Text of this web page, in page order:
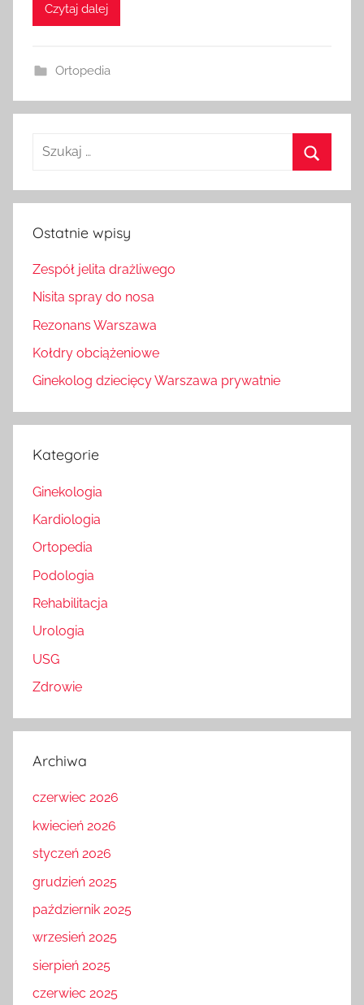
Czytaj dalej
Ortopedia
Szukaj:
Ostatnie wpisy
Zespół jelita drażliwego
Nisita spray do nosa
Rezonans Warszawa
Kołdry obciążeniowe
Ginekolog dziecięcy Warszawa prywatnie
Kategorie
Ginekologia
Kardiologia
Ortopedia
Podologia
Rehabilitacja
Urologia
USG
Zdrowie
Archiwa
czerwiec 2026
kwiecień 2026
styczeń 2026
grudzień 2025
październik 2025
wrzesień 2025
sierpień 2025
czerwiec 2025